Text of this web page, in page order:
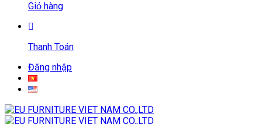
Giỏ hàng
Thanh Toán
Đăng nhập